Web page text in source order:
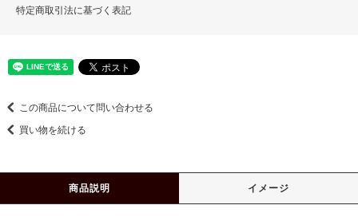
特定商取引法に基づく表記
この商品について問い合わせる
買い物を続ける
商品説明 イメージ